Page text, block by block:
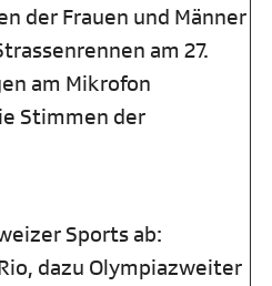
der Frauen und Männer
am 27.
am Mikrofon
Stimmen der
Sports ab:
dazu Olympiazweiter